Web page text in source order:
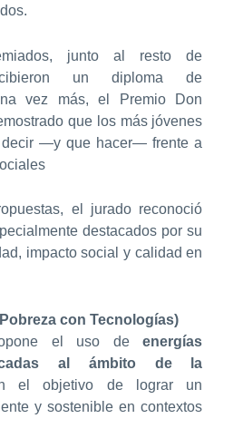
junto al resto de
un diploma de
vez más, el Premio Don
que los más jóvenes
decir —y que hacer— frente a
el jurado reconoció
destacados por su
impacto social y calidad en
Pobreza con Tecnologías)
el uso deenergías
al ámbito de la
el objetivo de lograr un
y sostenible en contextos